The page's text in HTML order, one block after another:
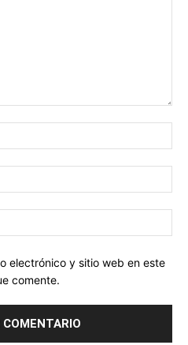
electrónico y sitio web en este
comente.